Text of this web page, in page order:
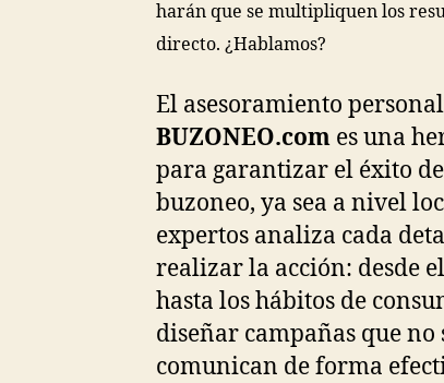
harán que se multipliquen los
directo. ¿Hablamos?
El asesoramiento
BUZONEO.com es una
para garantizar el éxito
buzoneo, ya sea a nivel
expertos analiza cada
realizar la acción: desde
hasta los hábitos de
diseñar campañas que
comunican de forma